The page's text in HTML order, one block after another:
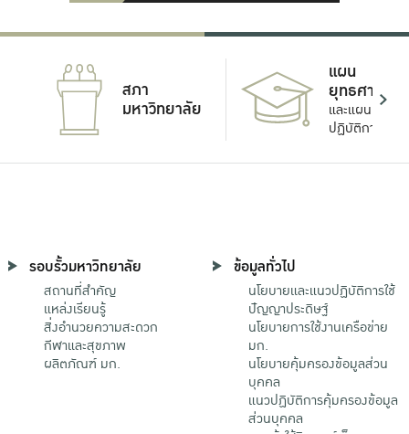
สภา
มหาวิทยาลัย
แผน
ยุทธศาสตร์
และแผน
ปฏิบัติการ
รอบรั้วมหาวิทยาลัย
สถานที่สำคัญ
แหล่งเรียนรู้
สิ่งอำนวยความสะดวก
กีฬาและสุขภาพ
ผลิตภัณฑ์ มก.
ข้อมูลทั่วไป
นโยบายและแนวปฏิบัติการใช้
ปัญญาประดิษฐ์
นโยบายการใช้งานเครือข่าย
มก.
นโยบายคุ้มครองข้อมูลส่วน
บุคคล
แนวปฏิบัติการคุ้มครองข้อมูล
ส่วนบุคคล